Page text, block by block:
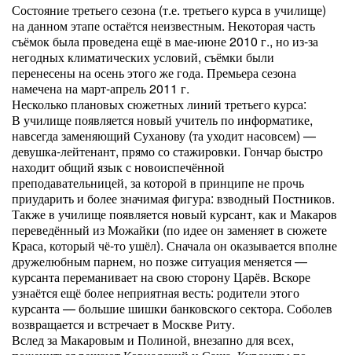
Состояние третьего сезона (т.е. третьего курса в училище)
на данном этапе остаётся неизвестным. Некоторая часть
съёмок была проведена ещё в мае-июне 2010 г., но из-за
негодных климатических условий, съёмки были
перенесены на осень этого же года. Премьера сезона
намечена на март-апрель 2011 г.
Несколько плановых сюжетных линий третьего курса:
В училище появляется новый учитель по информатике,
навсегда заменяющий Суханову (та уходит насовсем) —
девушка-лейтенант, прямо со стажировки. Гончар быстро
находит общий язык с новоиспечённой
преподавательницей, за которой в принципе не прочь
приударить и более значимая фигура: взводный Постников.
Также в училище появляется новый курсант, как и Макаров
переведённый из Можайки (по идее он заменяет в сюжете
Краса, который чё-то ушёл). Сначала он оказывается вполне
дружелюбным парнем, но позже ситуация меняется —
курсанта переманивает на свою сторону Царёв. Вскоре
узнаётся ещё более неприятная весть: родители этого
курсанта — большие шишки банковского сектора. Соболев
возвращается и встречает в Москве Риту.
Вслед за Макаровым и Полиной, внезапно для всех,